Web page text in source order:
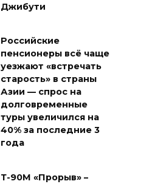
Джибути
Российские
пенсионеры всё чаще
уезжают «встречать
старость» в страны
Азии — спрос на
долговременные
туры увеличился на
40% за последние 3
года
Т-90М «Прорыв» –